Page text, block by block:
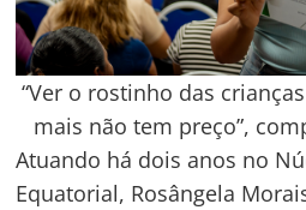
“Ver o rostinho das
mais não tem preço”,
Atuando há dois anos no
Equatorial, Rosângela